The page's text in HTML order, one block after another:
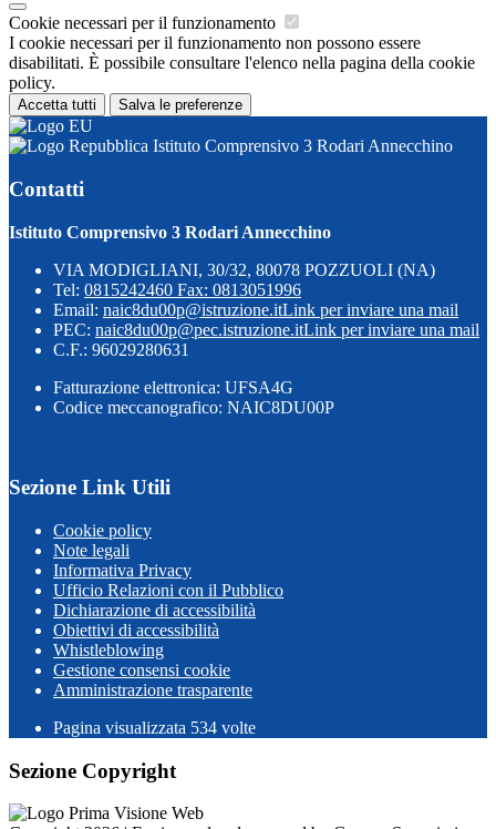
Cookie necessari per il funzionamento
I cookie necessari per il funzionamento non possono essere
disabilitati. È possibile consultare l'elenco nella pagina della cookie
policy.
Accetta tutti Salva le preferenze
Istituto Comprensivo 3 Rodari Annecchino
Contatti
Istituto Comprensivo 3 Rodari Annecchino
VIA MODIGLIANI, 30/32, 80078 POZZUOLI (NA)
Tel: 0815242460 Fax: 0813051996
Email: naic8du00p@istruzione.itLink per inviare una mail
PEC: naic8du00p@pec.istruzione.itLink per inviare una mail
C.F.: 96029280631
Fatturazione elettronica: UFSA4G
Codice meccanografico: NAIC8DU00P
Sezione Link Utili
Cookie policy
Note legali
Informativa Privacy
Ufficio Relazioni con il Pubblico
Dichiarazione di accessibilità
Obiettivi di accessibilità
Whistleblowing
Gestione consensi cookie
Amministrazione trasparente
Pagina visualizzata 534 volte
Sezione Copyright